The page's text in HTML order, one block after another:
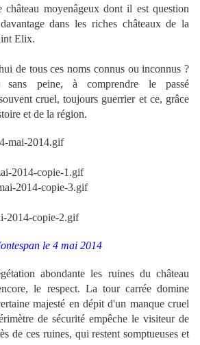
château moyenâgeux dont il est question
dans les riches châteaux de la
Elix.
de tous ces noms connus ou inconnus ?
sans peine, à comprendre le passé
cruel, toujours guerrier et ce, grâce
et de la région.
le 4 mai 2014
abondante les ruines du château
le respect. La tour carrée domine
majesté en dépit d'un manque cruel
de sécurité empêche le visiteur de
de ces ruines, qui restent somptueuses et